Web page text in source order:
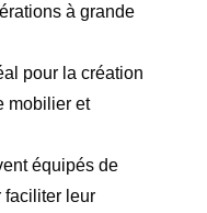
à grande
pour la création
mobilier et
équipés de
faciliter leur